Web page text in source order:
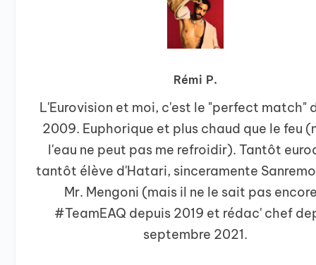
Rémi P.
L'Eurovision et moi, c'est le "perfect match"
2009. Euphorique et plus chaud que le feu
l'eau ne peut pas me refroidir). Tantôt
tantôt élève d'Hatari, sinceramente
Mr. Mengoni (mais il ne le sait pas
#TeamEAQ depuis 2019 et rédac' chef
septembre 2021.